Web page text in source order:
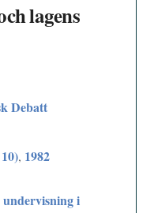
lagens
Debatt
, 1982
i